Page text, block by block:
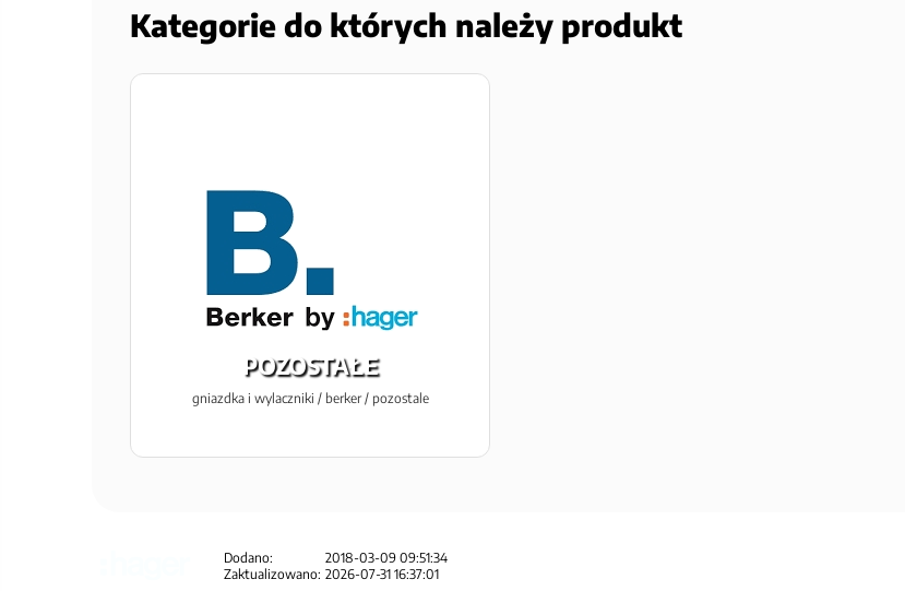
Kategorie do których należy produkt
POZOSTAŁE
gniazdka i wylaczniki / berker / pozostale
Dodano:
2018-03-09 09:51:34
Zaktualizowano: 2026-07-31 16:37:01